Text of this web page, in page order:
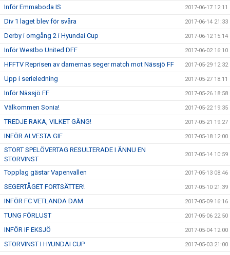
Inför Emmaboda IS 2017-06-17 12:11
Div 1 laget blev för svåra 2017-06-14 21:33
Derby i omgång 2 i Hyundai Cup 2017-06-12 15:14
Inför Westbo United DFF 2017-06-02 16:10
HFFTV Reprisen av damernas seger match mot Nässjö FF 2017-05-29 12:32
Upp i serieledning 2017-05-27 18:11
Inför Nässjö FF 2017-05-26 18:58
Välkommen Sonia! 2017-05-22 19:35
TREDJE RAKA, VILKET GÄNG! 2017-05-21 19:27
INFÖR ALVESTA GIF 2017-05-18 12:00
STORT SPELÖVERTAG RESULTERADE I ÄNNU EN
STORVINST
2017-05-14 10:59
Topplag gästar Vapenvallen 2017-05-13 08:46
SEGERTÅGET FORTSÄTTER! 2017-05-10 21:39
INFÖR FC VETLANDA DAM 2017-05-09 16:16
TUNG FÖRLUST 2017-05-06 22:50
INFÖR IF EKSJÖ 2017-05-04 12:00
STORVINST I HYUNDAI CUP 2017-05-03 21:00